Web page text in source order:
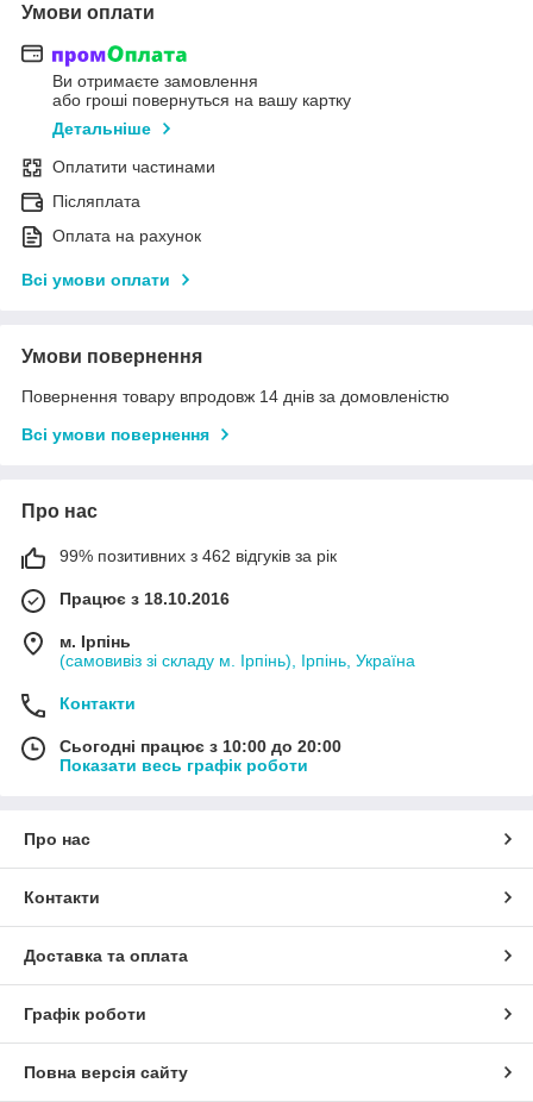
Умови оплати
Ви отримаєте замовлення
або гроші повернуться на вашу картку
Детальніше
Оплатити частинами
Післяплата
Оплата на рахунок
Всі умови оплати
Умови повернення
Повернення товару впродовж 14 днів за домовленістю
Всі умови повернення
Про нас
99% позитивних з 462 відгуків за рік
Працює з 18.10.2016
м. Ірпінь
(самовивіз зі складу м. Ірпінь), Ірпінь, Україна
Контакти
Сьогодні працює з 10:00 до 20:00
Показати весь графік роботи
Про нас
Контакти
Доставка та оплата
Графік роботи
Повна версія сайту